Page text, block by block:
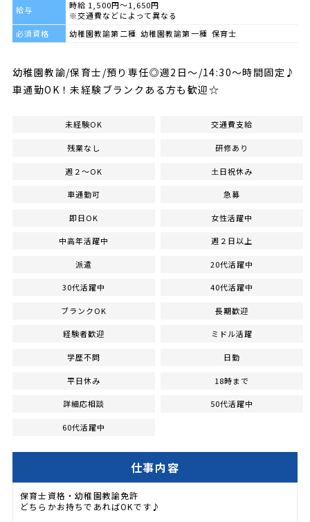
給与
時給 1,500円～1,650円
※交通費などによって異なる
必須資格
幼稚園教諭第二種 幼稚園教諭第一種 保育士
幼稚園教諭/保育士/預り専任◎週2日～/14:30～時間固定♪
車通勤OK！未経験ブランクある方も歓迎☆
未経験OK 交通費支給
残業なし 研修あり
週２～OK 土日祝休み
車通勤可 急募
即日OK 女性活躍中
中高年活躍中 週２日以上
派遣 20代活躍中
30代活躍中 40代活躍中
ブランクOK 長期歓迎
経験者歓迎 ミドル活躍
学歴不問 日勤
平日休み 18時まで
詳細応相談 50代活躍中
60代活躍中
仕事内容
保育士資格・幼稚園教諭免許
どちらかお持ちであればOKです♪